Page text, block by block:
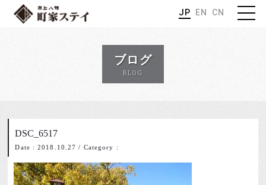
JP EN CN
ブログ
BLOG
DSC_6517
Date : 2018.10.27 / Category :